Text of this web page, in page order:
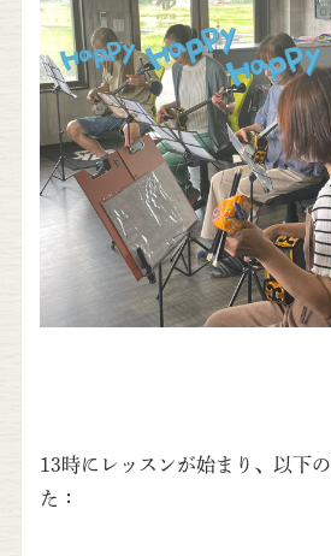
13時にレッスンが始まり、以下
た：